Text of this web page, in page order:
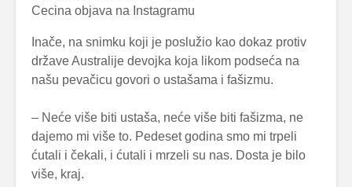
Cecina objava na Instagramu
Inače, na snimku koji je poslužio kao dokaz protiv
države Australije devojka koja likom podseća na
našu pevačicu govori o ustašama i fašizmu.
– Neće više biti ustaša, neće više biti fašizma, ne
dajemo mi više to. Pedeset godina smo mi trpeli
ćutali i čekali, i ćutali i mrzeli su nas. Dosta je bilo
više, kraj.